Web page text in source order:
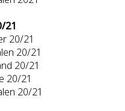
21
20/21
20/21
20/21
20/21
20/21